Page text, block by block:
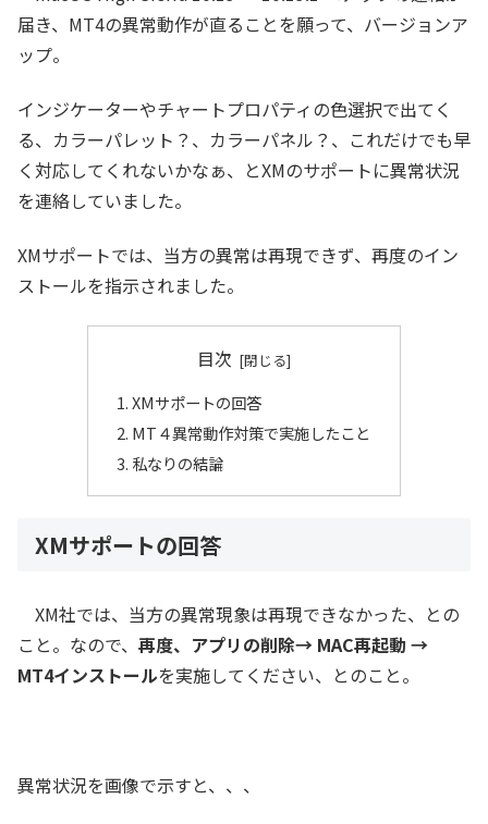
届き、MT4の異常動作が直ることを願って、バージョンア
ップ。
インジケーターやチャートプロパティの色選択で出てく
る、カラーパレット？、カラーパネル？、これだけでも早
く対応してくれないかなぁ、とXMのサポートに異常状況
を連絡していました。
XMサポートでは、当方の異常は再現できず、再度のイン
ストールを指示されました。
目次
XMサポートの回答
MT４異常動作対策で実施したこと
私なりの結論
XMサポートの回答
XM社では、当方の異常現象は再現できなかった、との
こと。なので、 再度、アプリの削除→ MAC再起動 →
MT4インストールを実施してください、とのこと。
異常状況を画像で示すと、、、